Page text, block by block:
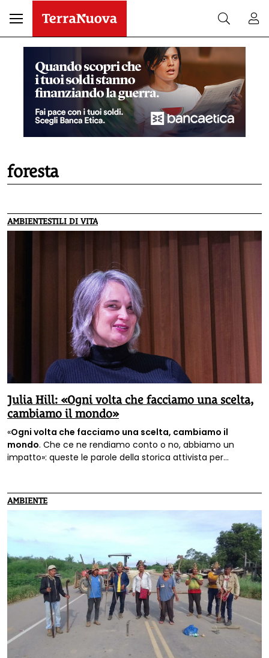
foresta
AMBIENTESTILI DI VITA
Julia Hill: «Ogni volta che facciamo una scelta,
cambiamo il mondo»
«Ogni volta che facciamo una scelta, cambiamo il
mondo. Che ce ne rendiamo conto o no, abbiamo un
impatto»: queste le parole della storica attivista per
AMBIENTE